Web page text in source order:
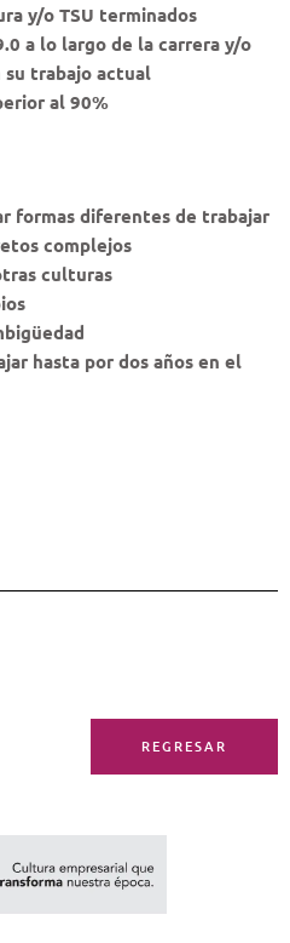
y/o TSU terminados
a lo largo de la carrera y/o
su trabajo actual
al 90%
formas diferentes de trabajar
complejos
culturas
hasta por dos años en el
REGRESAR